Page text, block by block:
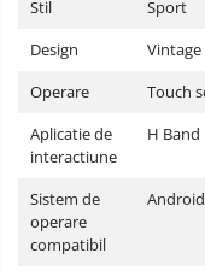
Stil
Sport
Design
Vintage
Operare
Touch
Aplicatie de
interactiune
H Band
Sistem de
operare
compatibil